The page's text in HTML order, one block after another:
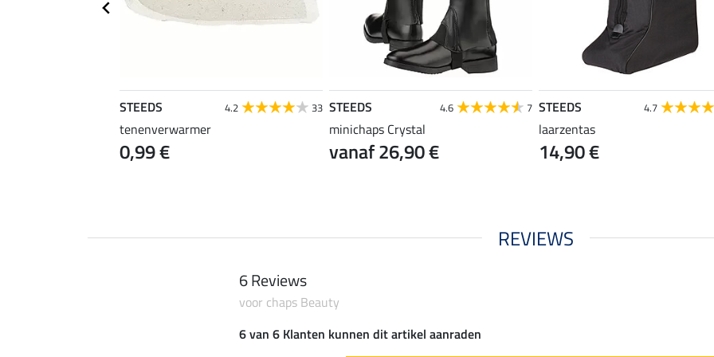
STEEDS 4.2 33
tenenverwarmer
0,99 €
STEEDS 4.6 7
minichaps Crystal
vanaf 26,90 €
STEEDS 4.7
laarzentas
14,90 €
REVIEWS
6 Reviews
voor chaps Beauty
6 van 6 Klanten kunnen dit artikel aanraden